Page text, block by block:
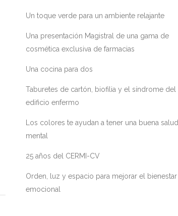
Un toque verde para un ambiente relajante
Una presentación Magistral de una gama de
cosmética exclusiva de farmacias
Una cocina para dos
Taburetes de cartón, biofilia y el síndrome del
edificio enfermo
Los colores te ayudan a tener una buena salud
mental
25 años del CERMI-CV
Orden, luz y espacio para mejorar el bienestar
emocional